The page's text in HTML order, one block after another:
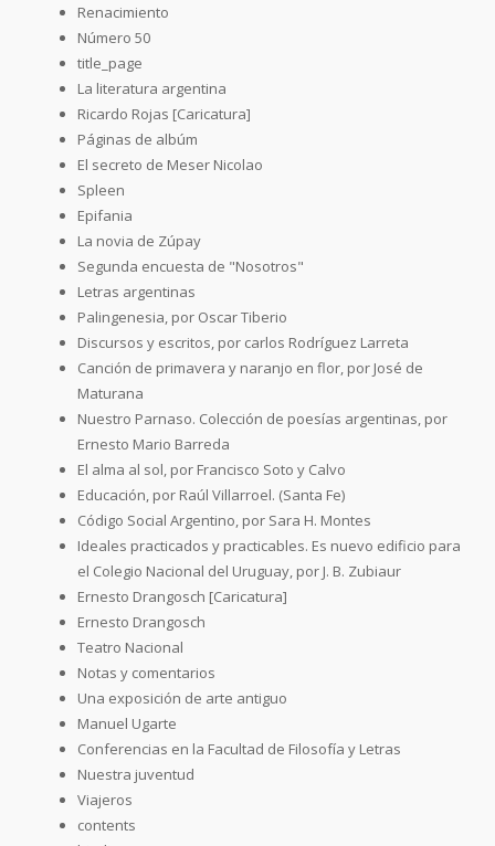
Renacimiento
Número 50
title_page
La literatura argentina
Ricardo Rojas [Caricatura]
Páginas de albúm
El secreto de Meser Nicolao
Spleen
Epifania
La novia de Zúpay
Segunda encuesta de "Nosotros"
Letras argentinas
Palingenesia, por Oscar Tiberio
Discursos y escritos, por carlos Rodríguez Larreta
Canción de primavera y naranjo en flor, por José de
Maturana
Nuestro Parnaso. Colección de poesías argentinas, por
Ernesto Mario Barreda
El alma al sol, por Francisco Soto y Calvo
Educación, por Raúl Villarroel. (Santa Fe)
Código Social Argentino, por Sara H. Montes
Ideales practicados y practicables. Es nuevo edificio para
el Colegio Nacional del Uruguay, por J. B. Zubiaur
Ernesto Drangosch [Caricatura]
Ernesto Drangosch
Teatro Nacional
Notas y comentarios
Una exposición de arte antiguo
Manuel Ugarte
Conferencias en la Facultad de Filosofía y Letras
Nuestra juventud
Viajeros
contents